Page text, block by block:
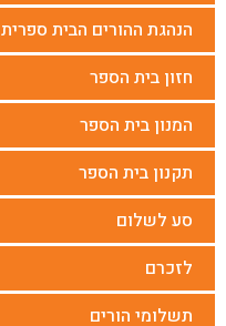
הנהגת ההורים הבית ספרית
חזון בית הספר
המנון בית הספר
תקנון בית הספר
סע לשלום
לזכרם
תשלומי הורים